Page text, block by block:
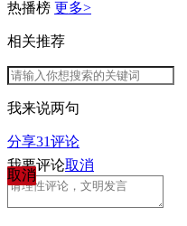
热播榜 更多>
相关推荐
我来说两句
分享31评论
取消
我要评论取消